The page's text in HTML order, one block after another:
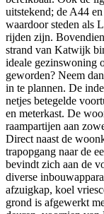
uitstekend; de A44
waardoor steden als
rijden zijn.
strand van Katwijk
ideale gezinswoning
geworden? Neem
in te plannen. De
netjes betegelde
en meterkast. De
raampartijen aan
Direct naast de
trapopgang naar de
bevindt zich aan de
diverse
afzuigkap, koel
grond is afgewerkt